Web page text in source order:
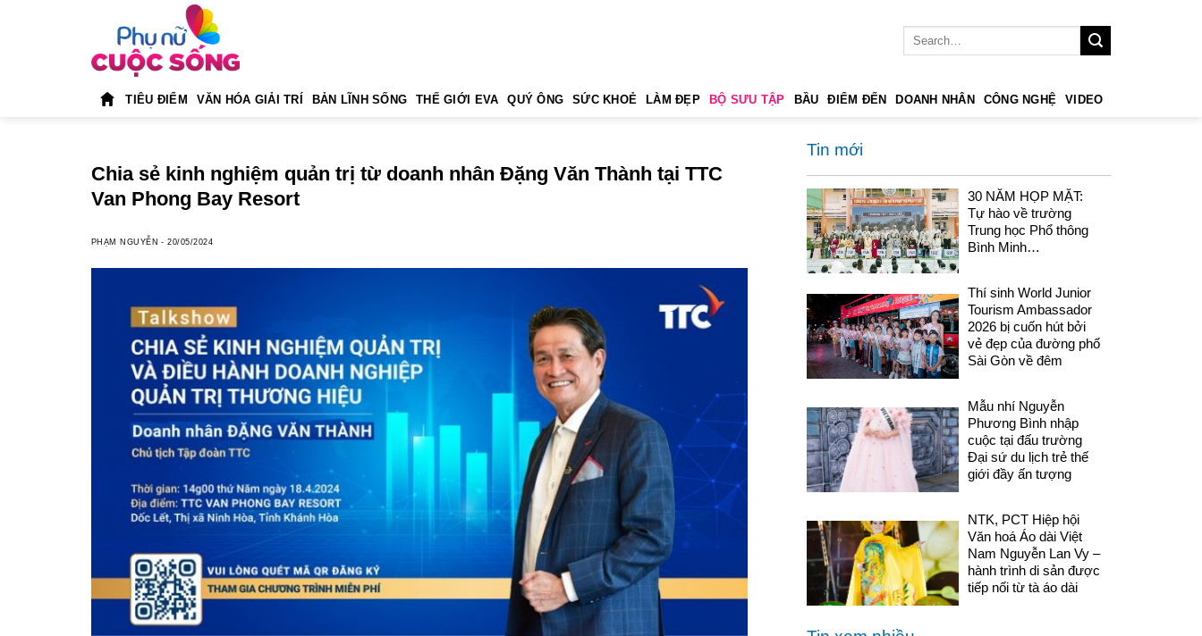
TIÊU ĐIỂM VĂN HÓA GIẢI TRÍ BẢN LĨNH SỐNG THẾ GIỚI EVA QUÝ ÔNG SỨC KHOẺ LÀM ĐẸP BỘ SƯU TẬP BẦU ĐIỂM ĐẾN DOANH NHÂN CÔNG NGHỆ VIDEO
Chia sẻ kinh nghiệm quản trị từ doanh nhân Đặng Văn Thành tại TTC
Van Phong Bay Resort
PHẠM NGUYỄN -20/05/2024
Tin mới
30 NĂM HỌP MẶT:
Tự hào về trường
Trung học Phổ thông
Bình Minh…
Thí sinh World Junior
Tourism Ambassador
2026 bị cuốn hút bởi
vẻ đẹp của đường phố
Sài Gòn về đêm
Mẫu nhí Nguyễn
Phương Bình nhập
cuộc tại đấu trường
Đại sứ du lịch trẻ thế
giới đầy ấn tượng
NTK, PCT Hiệp hội
Văn hoá Áo dài Việt
Nam Nguyễn Lan Vy –
hành trình di sản được
tiếp nối từ tà áo dài